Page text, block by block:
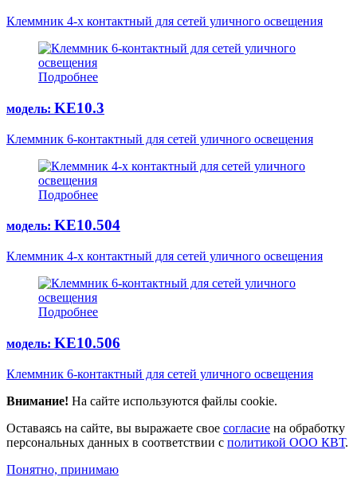
Клеммник 4-х контактный для сетей уличного освещения
Подробнее
модель: KE10.3
Клеммник 6-контактный для сетей уличного освещения
Подробнее
модель: KE10.504
Клеммник 4-х контактный для сетей уличного освещения
Подробнее
модель: KE10.506
Клеммник 6-контактный для сетей уличного освещения
Внимание! На сайте используются файлы cookie.
Оставаясь на сайте, вы выражаете свое согласие на обработку
персональных данных в соответствии с политикой ООО КВТ.
Понятно, принимаю